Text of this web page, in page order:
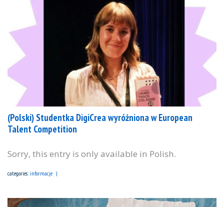
(Polski) Studentka DigiCrea wyróżniona w European
Talent Competition
Sorry, this entry is only available in Polish.
categories: informacje